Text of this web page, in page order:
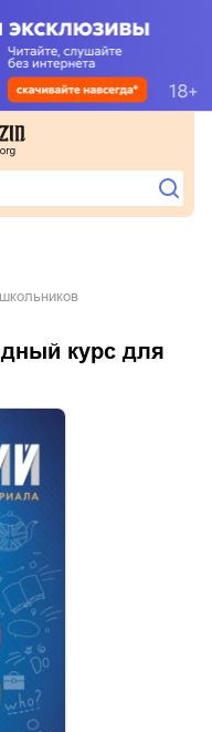
курс для